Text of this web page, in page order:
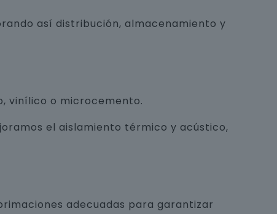
así distribución, almacenamiento y
vinílico o microcemento.
el aislamiento térmico y acústico,
adecuadas para garantizar